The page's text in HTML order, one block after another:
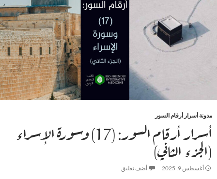
مدونة أسرار أرقام السور
أسرار أرقام السور: (17) وسورة الإسراء
(الجزء الثاني)
أغسطس 9, 2025 أضف تعليق